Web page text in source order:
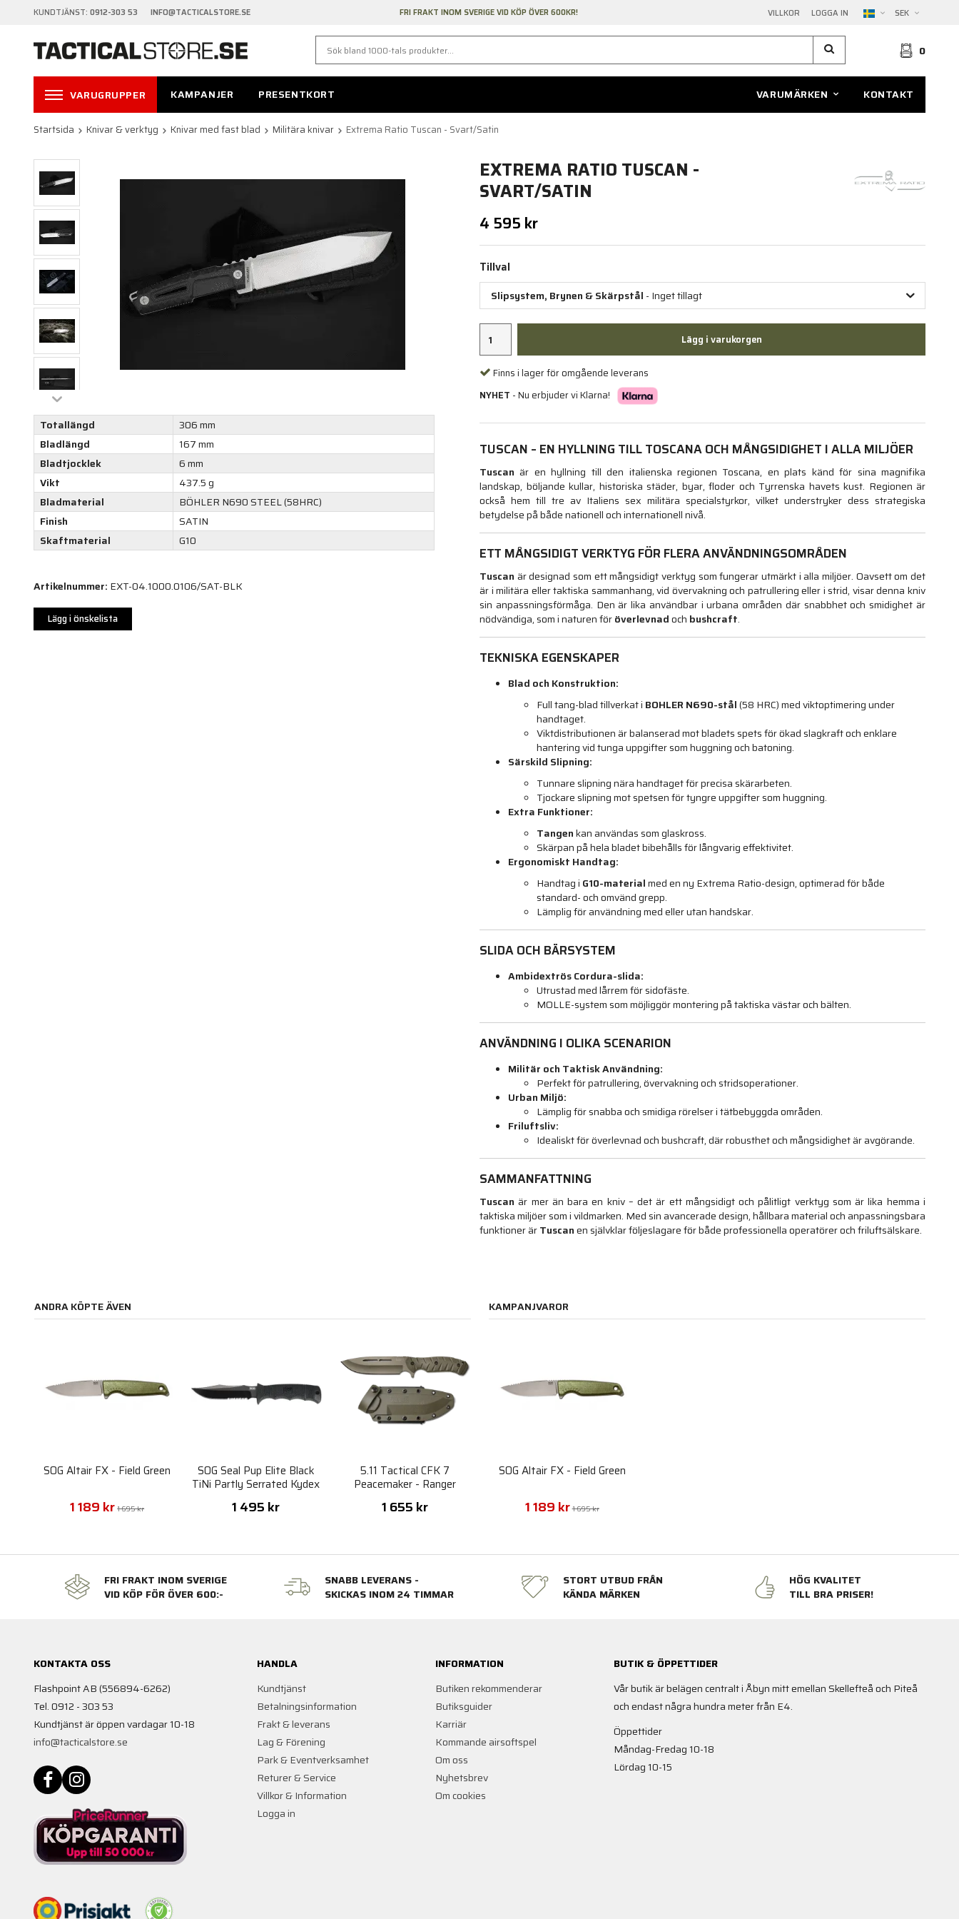
KUNDTJÄNST: 0912-303 53 INFO@TACTICALSTORE.SE VILLKOR LOGGA IN SEK
FRI FRAKT INOM SVERIGE VID KÖP ÖVER 600KR!
0
VARUGRUPPER KAMPANJER PRESENTKORT VARUMÄRKEN KONTAKT
Startsida Knivar & verktyg Knivar med fast blad Militära knivar Extrema Ratio Tuscan - Svart/Satin
EXTREMA RATIO TUSCAN -
SVART/SATIN
4 595 kr
Tillval
Slipsystem, Brynen & Skärpstål - Inget tillagt
Lägg i varukorgen
Finns i lager för omgående leverans
NYHET - Nu erbjuder vi Klarna!
TUSCAN – EN HYLLNING TILL TOSCANA OCH MÅNGSIDIGHET I ALLA MILJÖER
Tuscan är en hyllning till den italienska regionen Toscana, en plats känd för sina magnifika
landskap, böljande kullar, historiska städer, byar, floder och Tyrrenska havets kust. Regionen är
också hem till tre av Italiens sex militära specialstyrkor, vilket understryker dess strategiska
betydelse på både nationell och internationell nivå.
ETT MÅNGSIDIGT VERKTYG FÖR FLERA ANVÄNDNINGSOMRÅDEN
Tuscan är designad som ett mångsidigt verktyg som fungerar utmärkt i alla miljöer. Oavsett om det
är i militära eller taktiska sammanhang, vid övervakning och patrullering eller i strid, visar denna kniv
sin anpassningsförmåga. Den är lika användbar i urbana områden där snabbhet och smidighet är
nödvändiga, som i naturen föröverlevnadoch bushcraft.
TEKNISKA EGENSKAPER
Blad och Konstruktion:
Full tang-blad tillverkat i BOHLER N690-stål(58 HRC) med viktoptimering under
handtaget.
Viktdistributionen är balanserad mot bladets spets för ökad slagkraft och enklare
hantering vid tunga uppgifter som huggning och batoning.
Särskild Slipning:
Tunnare slipning nära handtaget för precisa skärarbeten.
Tjockare slipning mot spetsen för tyngre uppgifter som huggning.
Extra Funktioner:
Tangenkan användas som glaskross.
Skärpan på hela bladet bibehålls för långvarig effektivitet.
Ergonomiskt Handtag:
Handtag i G10-materialmed en ny Extrema Ratio-design, optimerad för både
standard- och omvänd grepp.
Lämplig för användning med eller utan handskar.
SLIDA OCH BÄRSYSTEM
Ambidextrös Cordura-slida:
Utrustad med lårrem för sidofäste.
MOLLE-system som möjliggör montering på taktiska västar och bälten.
ANVÄNDNING I OLIKA SCENARION
Militär och Taktisk Användning:
Perfekt för patrullering, övervakning och stridsoperationer.
Urban Miljö:
Lämplig för snabba och smidiga rörelser i tätbebyggda områden.
Friluftsliv:
Idealiskt för överlevnad och bushcraft, där robusthet och mångsidighet är avgörande.
SAMMANFATTNING
Tuscan är mer än bara en kniv – det är ett mångsidigt och pålitligt verktyg som är lika hemma i
taktiska miljöer som i vildmarken. Med sin avancerade design, hållbara material och anpassningsbara
funktioner ärTuscanen självklar följeslagare för både professionella operatörer och friluftsälskare.
Totallängd
306 mm
Bladlängd
167 mm
Bladtjocklek
6 mm
Vikt
437.5 g
Bladmaterial
BÖHLER N690 STEEL (58HRC)
Finish
SATIN
Skaftmaterial
G10
Artikelnummer: EXT-04.1000.0106/SAT-BLK
Lägg i önskelista
ANDRA KÖPTE ÄVEN
SOG Altair FX - Field Green
1 189 kr 1 695 kr
SOG Seal Pup Elite Black
TiNi Partly Serrated Kydex
Sheath
1 495 kr
5.11 Tactical CFK 7
Peacemaker - Ranger
Green
1 655 kr
KAMPANJVAROR
SOG Altair FX - Field Green
1 189 kr 1 695 kr
FRI FRAKT INOM SVERIGE
VID KÖP FÖR ÖVER 600:-
SNABB LEVERANS -
SKICKAS INOM 24 TIMMAR
STORT UTBUD FRÅN
KÄNDA MÄRKEN
HÖG KVALITET
TILL BRA PRISER!
KONTAKTA OSS
Flashpoint AB (556894-6262)
Tel. 0912 - 303 53
Kundtjänst är öppen vardagar 10-18
info@tacticalstore.se
HANDLA
Kundtjänst
Betalningsinformation
Frakt & leverans
Lag & Förening
Park & Eventverksamhet
Returer & Service
Villkor & Information
Logga in
INFORMATION
Butiken rekommenderar
Butiksguider
Karriär
Kommande airsoftspel
Om oss
Nyhetsbrev
Om cookies
BUTIK & ÖPPETTIDER
Vår butik är belägen centralt i Åbyn mitt emellan Skellefteå och Piteå
och endast några hundra meter från E4.
Öppettider
Måndag-Fredag 10-18
Lördag 10-15